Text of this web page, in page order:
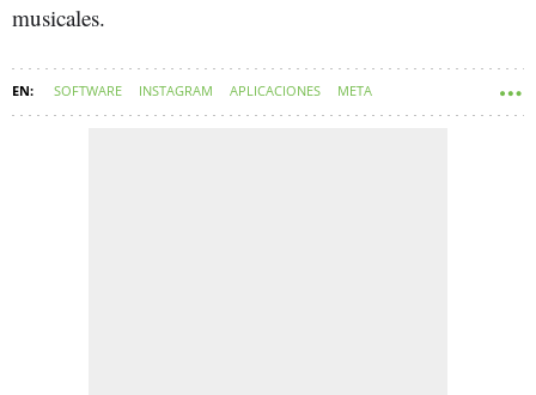
musicales.
SOFTWARE INSTAGRAM APLICACIONES META